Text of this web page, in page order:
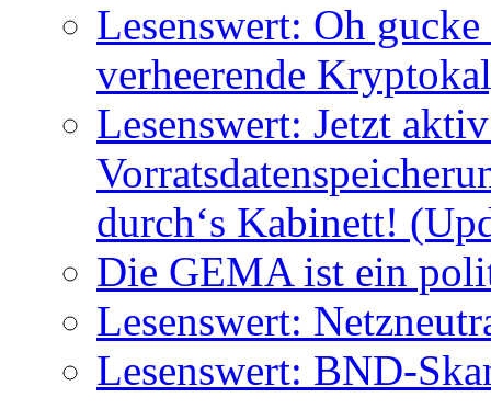
Lesenswert: Oh
verheerende
Lesenswert: Jetzt
durch‘s Kabinett!
Die GEMA ist ein
Lesenswert:
Lesenswert: BND-